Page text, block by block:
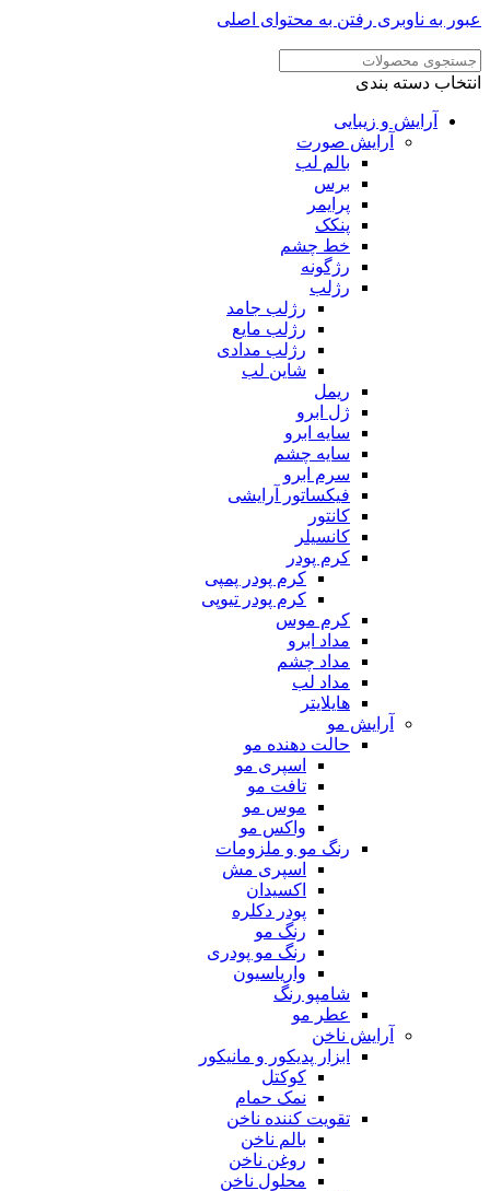
به ناوبریرفتن به محتوای اصلی
دسته بندی
آرایش و زیبایی
آرایش صورت
بالم لب
برس
پرایمر
پنکک
خط چشم
رژگونه
رژلب
رژلب جامد
رژلب مایع
رژلب مدادی
شاین لب
ریمل
ژل ابرو
سایه ابرو
سایه چشم
سرم ابرو
فیکساتور آرایشی
کانتور
کانسیلر
کرم پودر
کرم پودر پمپی
کرم پودر تیوپی
کرم موس
مداد ابرو
مداد چشم
مداد لب
هایلایتر
آرایش مو
حالت دهنده مو
اسپری مو
تافت مو
موس مو
واکس مو
رنگ مو و ملزومات
اسپری مش
اکسیدان
پودر دکلره
رنگ مو
رنگ مو پودری
واریاسیون
شامپو رنگ
عطر مو
آرایش ناخن
ابزار پدیکور و مانیکور
کوکتل
نمک حمام
تقویت کننده ناخن
بالم ناخن
روغن ناخن
محلول ناخن